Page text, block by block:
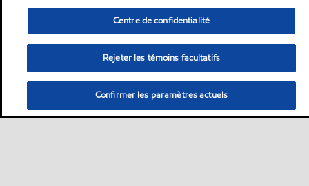
Centre de confidentialité
Rejeter les témoins facultatifs
Confirmer les paramètres actuels